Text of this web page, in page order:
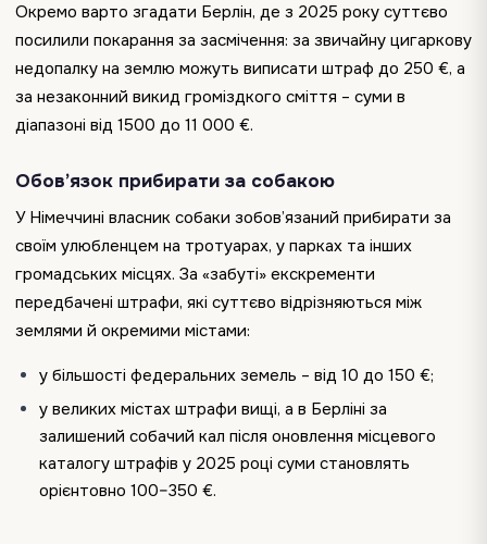
Окремо варто згадати Берлін, де з 2025 року суттєво
посилили покарання за засмічення: за звичайну цигаркову
недопалку на землю можуть виписати штраф до 250 €, а
за незаконний викид громіздкого сміття – суми в
діапазоні від 1500 до 11 000 €.
Обов’язок прибирати за собакою
У Німеччині власник собаки зобов’язаний прибирати за
своїм улюбленцем на тротуарах, у парках та інших
громадських місцях. За «забуті» екскременти
передбачені штрафи, які суттєво відрізняються між
землями й окремими містами:
у більшості федеральних земель – від 10 до 150 €;
у великих містах штрафи вищі, а в Берліні за
залишений собачий кал після оновлення місцевого
каталогу штрафів у 2025 році суми становлять
орієнтовно 100–350 €.